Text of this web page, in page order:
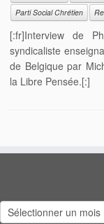
Parti Social Chrétien
[:fr]Interview de
syndicaliste
de Belgique par
la Libre Pensée.[:]
Archives